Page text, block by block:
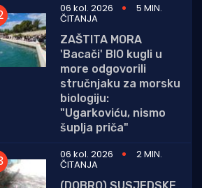
06 kol. 2026
5 MIN.
ČITANJA
ZAŠTITA MORA
'Bacači' BIO kugli u
more odgovorili
stručnjaku za morsku
biologiju:
"Ugarkoviću, nismo
šuplja priča"
06 kol. 2026
2 MIN.
ČITANJA
(DOBRO) SUSJEDSKE